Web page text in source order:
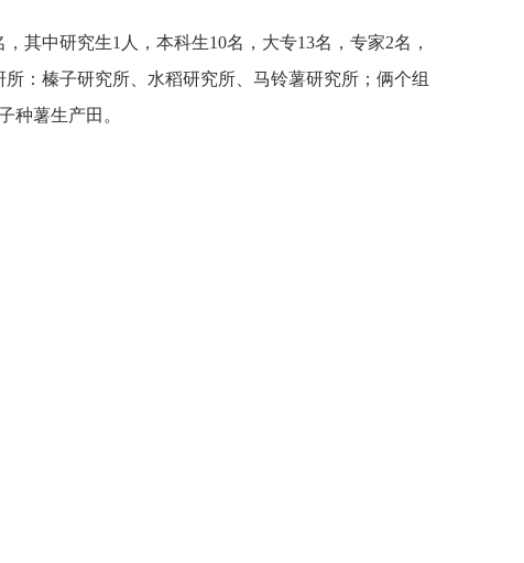
其中研究生1人，本科生10名，大专13名，专家2名，
：榛子研究所、水稻研究所、马铃薯研究所；俩个组
种薯生产田。